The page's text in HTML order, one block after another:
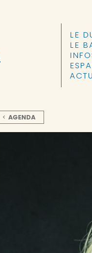
LE
LE
AGENDA